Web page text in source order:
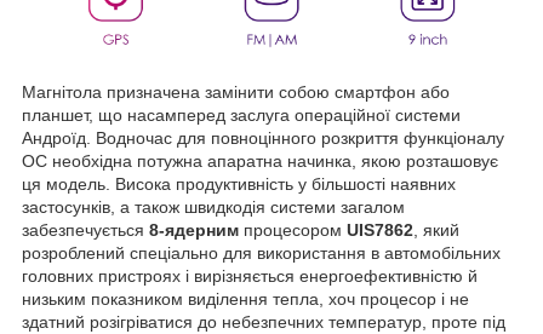
Магнітола призначена замінити собою смартфон або
планшет, що насамперед заслуга операційної системи
Андроїд. Водночас для повноцінного розкриття функціоналу
ОС необхідна потужна апаратна начинка, якою розташовує
ця модель. Висока продуктивність у більшості наявних
застосунків, а також швидкодія системи загалом
забезпечується 8-ядерним процесором UIS7862, який
розроблений спеціально для використання в автомобільних
головних пристроях і вирізняється енергоефективністю й
низьким показником виділення тепла, хоч процесор і не
здатний розігріватися до небезпечних температур, проте під